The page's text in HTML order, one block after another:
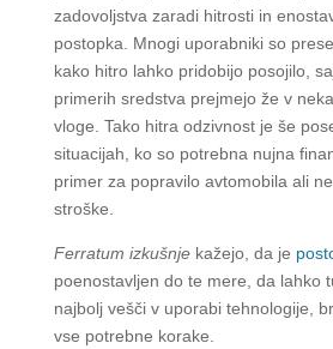
zadovoljstva zaradi hitrosti in
postopka. Mnogi uporabniki so
kako hitro lahko pridobijo posojilo,
primerih sredstva prejmejo že v
vloge. Tako hitra odzivnost je še
situacijah, ko so potrebna nujna
primer za popravilo avtomobila ali
stroške.
Ferratum izkušnjekažejo, da je
poenostavljen do te mere, da lahko
najbolj vešči v uporabi tehnologije,
vse potrebne korake.